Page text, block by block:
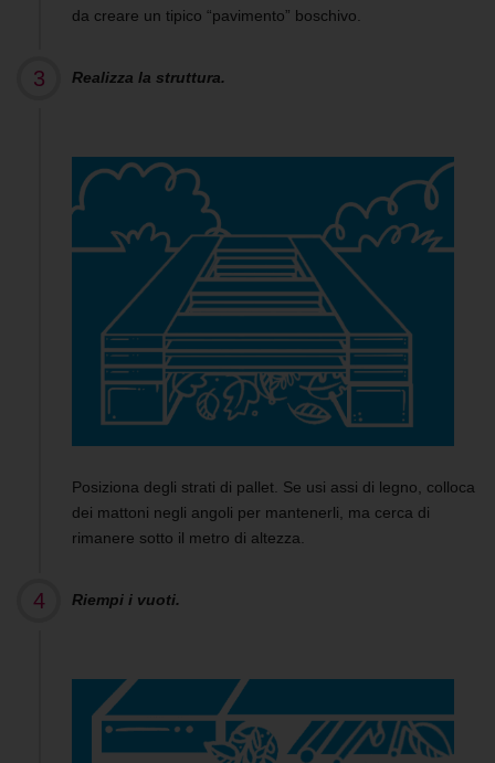
da creare un tipico “pavimento” boschivo.
Realizza la struttura.
Posiziona degli strati di pallet. Se usi assi di legno, colloca
dei mattoni negli angoli per mantenerli, ma cerca di
rimanere sotto il metro di altezza.
Riempi i vuoti.